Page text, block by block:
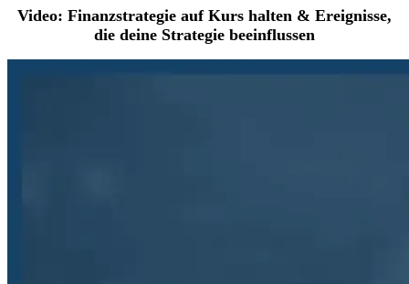
Video: Finanzstrategie auf Kurs halten & Ereignisse,
die deine Strategie beeinflussen